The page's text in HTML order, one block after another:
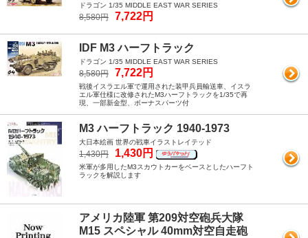
ドラゴン 1/35 MIDDLE EAST WAR SERIES
8,580円 7,722円
IDF M3 ハーフトラック
ドラゴン 1/35 MIDDLE EAST WAR SERIES
8,580円 7,722円
戦後イスラエル軍で運用された装甲兵員輸送車、イスラ
エル軍仕様に改修されたM3ハーフトラックを1/35で再
現、一部新金型、ボーナスパーツ付
M3 ハーフトラック 1940-1973
大日本絵画 世界の戦車イラストレイテッド
1,430円 1,430円
米軍が多用したM3スカウトカーをベースとしたハーフト
ラックを解説します
アメリカ陸軍 第209対空砲兵大隊
M15 スペシャル 40mm対空自走砲